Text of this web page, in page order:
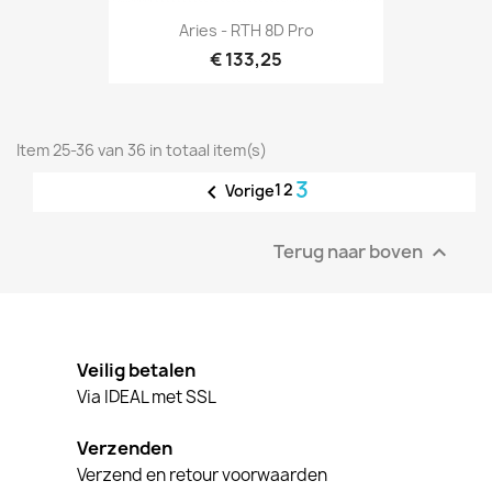
Aries - RTH 8D Pro
€ 133,25
Item 25-36 van 36 in totaal item(s)
 Vorige12 3
Terug naar boven 
Veilig betalen
Via IDEAL met SSL
Verzenden
Verzend en retour voorwaarden